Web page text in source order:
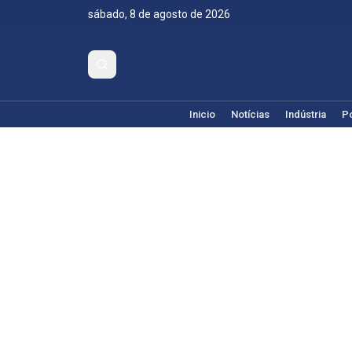
sábado, 8 de agosto de 2026
Inicio Notícias Indústria